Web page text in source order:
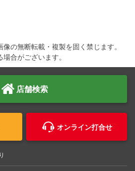
の無断転載・複製を固く禁じます。
合がございます。
店舗検索
オンライン打合せ